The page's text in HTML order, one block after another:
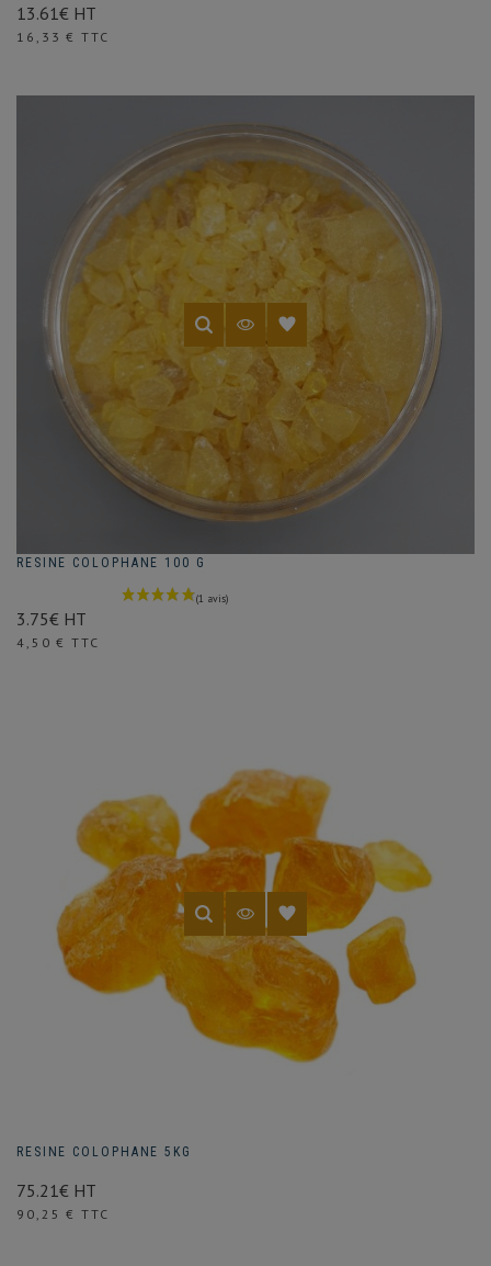
13.61€ HT
Prix
16,33 € TTC
RESINE COLOPHANE 100 G
3.75€ HT
Prix
4,50 € TTC
RESINE COLOPHANE 5KG
75.21€ HT
Prix
90,25 € TTC